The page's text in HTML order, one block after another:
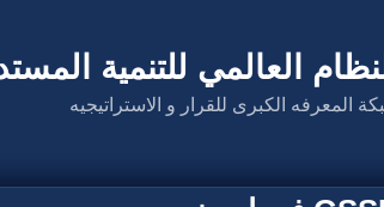
العالمي للتنمية
المعرفه الكبرى للقرار و الاستراتيجيه